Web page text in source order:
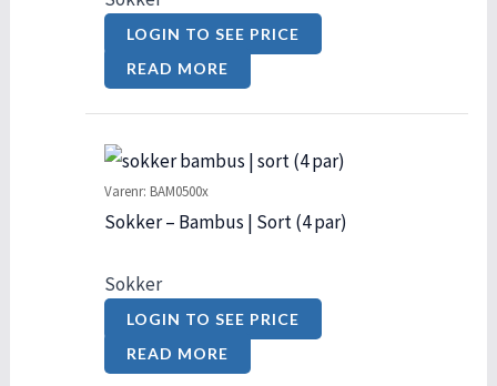
LOGIN TO SEE PRICE
READ MORE
Varenr: BAM0500x
Sokker – Bambus | Sort (4 par)
Sokker
LOGIN TO SEE PRICE
READ MORE